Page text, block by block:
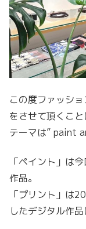
この度ファッシ
をさせて頂くこと
テーマは” paint
「ペイント」は
作品。
「プリント」は
したデジタル作品